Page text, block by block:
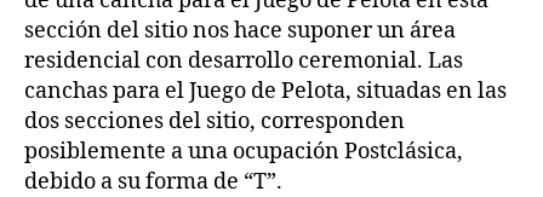
sección del sitio nos hace suponer un área
residencial con desarrollo ceremonial. Las
canchas para el Juego de Pelota, situadas en las
dos secciones del sitio, corresponden
posiblemente a una ocupación Postclásica,
debido a su forma de “T”.